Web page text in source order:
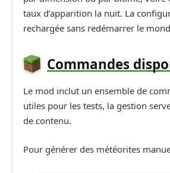
taux d’apparition la nuit. La
rechargée sans redémarrer le
Commandes
Le mod inclut un ensemble de
utiles pour les tests, la gestion
de contenu.
Pour générer des météorites